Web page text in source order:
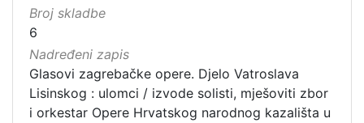
Broj skladbe
6
Nadređeni zapis
Glasovi zagrebačke opere. Djelo Vatroslava
Lisinskog : ulomci / izvode solisti, mješoviti zbor
i orkestar Opere Hrvatskog narodnog kazališta u